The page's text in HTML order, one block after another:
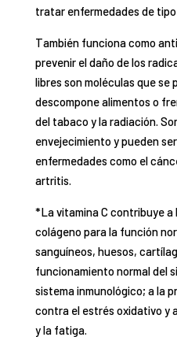
tratar enfermedades de
También funciona como
prevenir el daño de los
libres son moléculas que se
descompone alimentos o
del tabaco y la radiación.
envejecimiento y pueden
enfermedades como el
artritis.
*La vitamina C contribuye a
colágeno para la función
sanguíneos, huesos,
funcionamiento normal del
sistema inmunológico; a la
contra el estrés oxidativo y
y la fatiga.